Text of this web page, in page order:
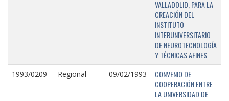
VALLADOLID, PARA LA
CREACIÓN DEL
INSTITUTO
INTERUNIVERSITARIO
DE NEUROTECNOLOGÍA
Y TÉCNICAS AFINES
1993/0209 Regional 09/02/1993
CONVENIO DE
COOPERACIÓN ENTRE
LA UNIVERSIDAD DE